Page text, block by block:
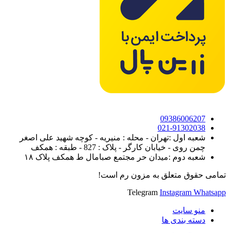
09386006207
021-91302038
شعبه اول :تهران - محله : منیریه - کوچه شهید علی اصغر
چمن روی - خیابان کارگر - پلاک : 827 - طبقه : همکف
شعبه دوم :میدان حر مجتمع صبامال ط همکف پلاک ۱۸
تمامی حقوق متعلق به مزون رم است!
Telegram Instagram Whatsapp
منو سایت
دسته بندی ها